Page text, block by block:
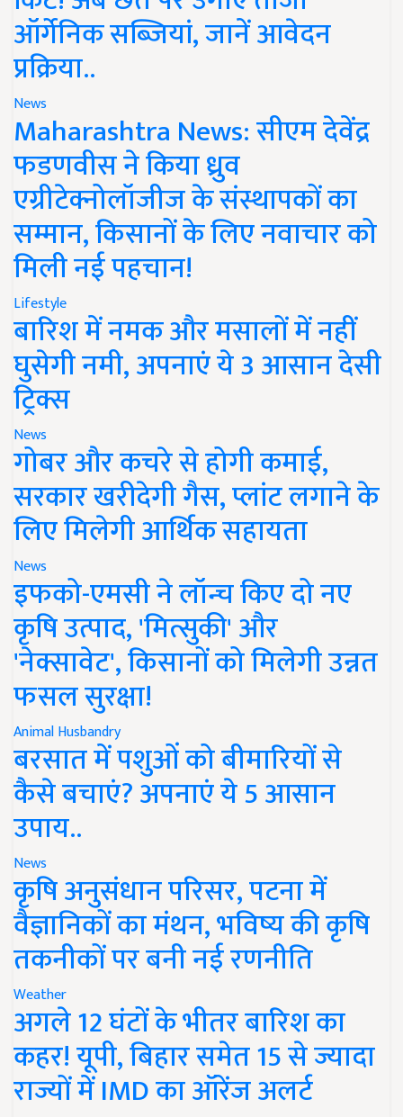
ऑर्गेनिक सब्जियां, जानें आवेदन
प्रक्रिया..
News
Maharashtra News: सीएम देवेंद्र
फडणवीस ने किया ध्रुव
एग्रीटेक्नोलॉजीज के संस्थापकों का
सम्मान, किसानों के लिए नवाचार को
मिली नई पहचान!
Lifestyle
बारिश में नमक और मसालों में नहीं
घुसेगी नमी, अपनाएं ये 3 आसान देसी
ट्रिक्स
News
गोबर और कचरे से होगी कमाई,
सरकार खरीदेगी गैस, प्लांट लगाने के
लिए मिलेगी आर्थिक सहायता
News
इफको-एमसी ने लॉन्च किए दो नए
कृषि उत्पाद, 'मित्सुकी' और
'नेक्सावेट', किसानों को मिलेगी उन्नत
फसल सुरक्षा!
Animal Husbandry
बरसात में पशुओं को बीमारियों से
कैसे बचाएं? अपनाएं ये 5 आसान
उपाय..
News
कृषि अनुसंधान परिसर, पटना में
वैज्ञानिकों का मंथन, भविष्य की कृषि
तकनीकों पर बनी नई रणनीति
Weather
अगले 12 घंटों के भीतर बारिश का
कहर! यूपी, बिहार समेत 15 से ज्यादा
राज्यों में IMD का ऑरेंज अलर्ट